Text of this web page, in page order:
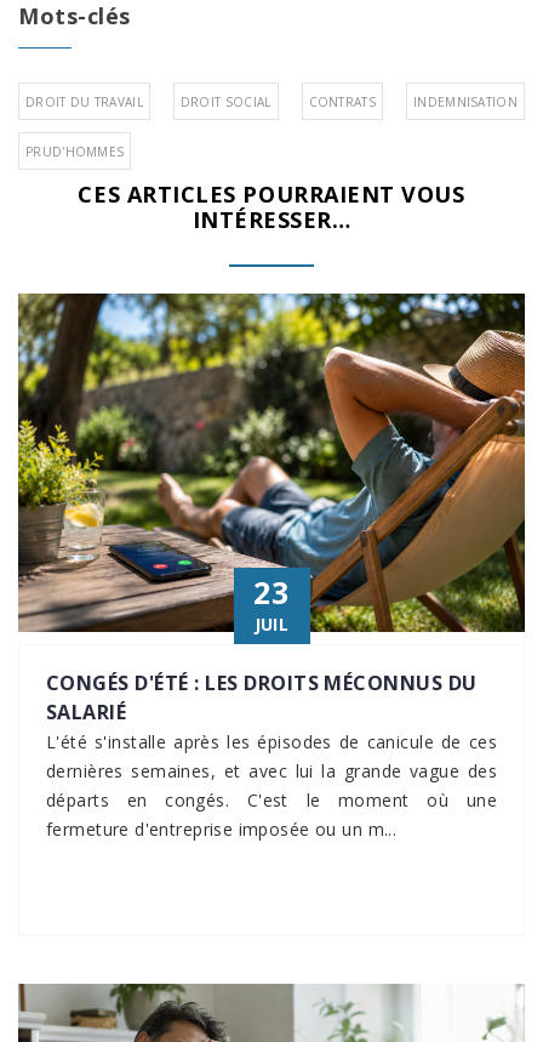
Mots-clés
DROIT DU TRAVAIL DROIT SOCIAL CONTRATS INDEMNISATION
PRUD'HOMMES
CES ARTICLES POURRAIENT VOUS
INTÉRESSER…
23
JUIL
CONGÉS D'ÉTÉ : LES DROITS MÉCONNUS DU
SALARIÉ
L'été s'installe après les épisodes de canicule de ces
dernières semaines, et avec lui la grande vague des
départs en congés. C'est le moment où une
fermeture d'entreprise imposée ou un m...